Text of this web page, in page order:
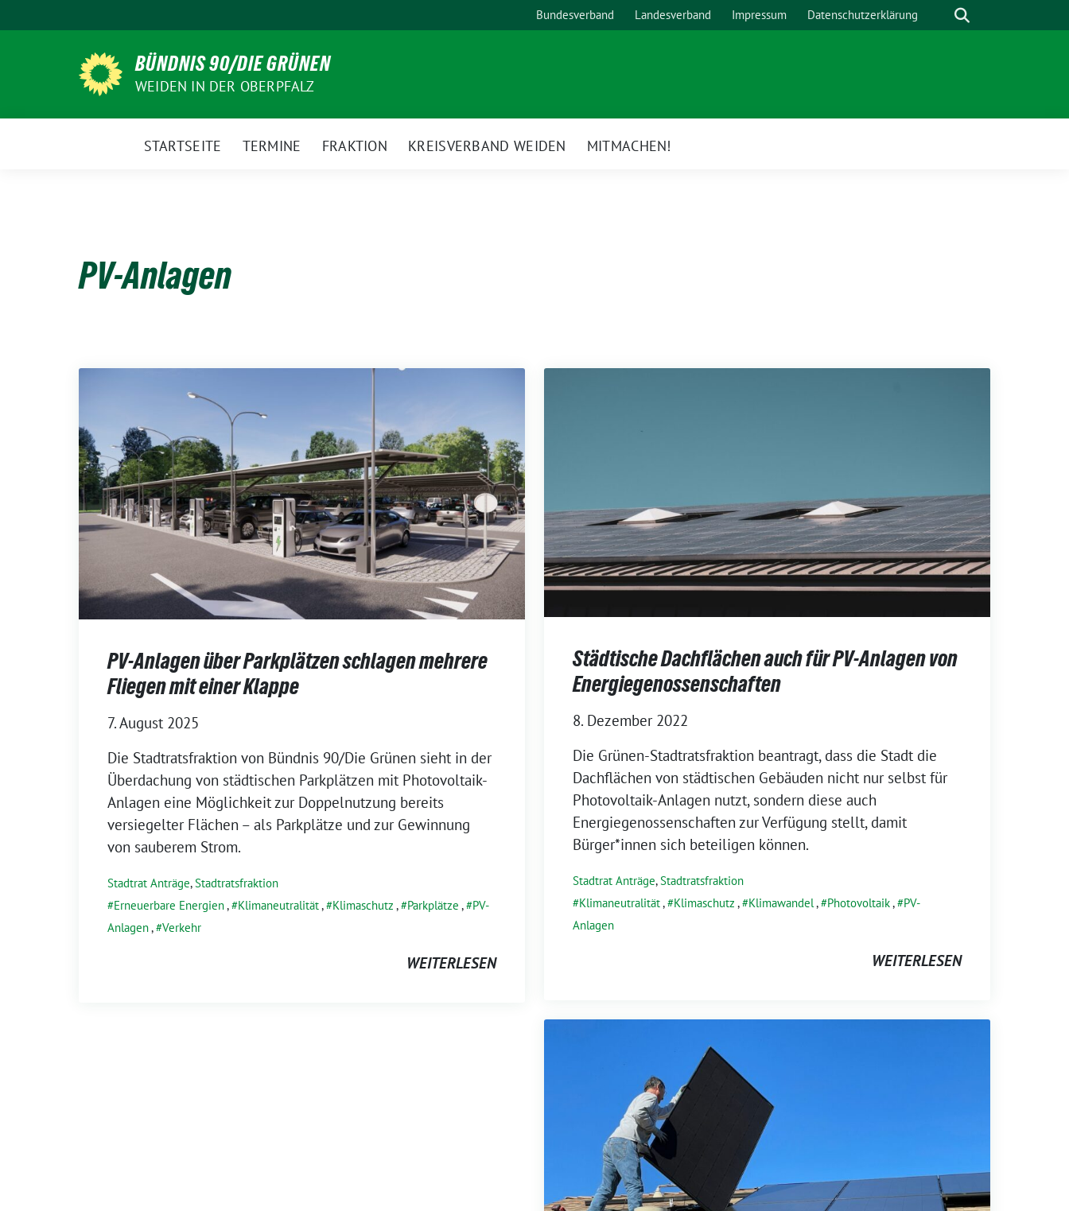
zum
Bundesverband Landesverband Impressum Datenschutzerklärung Suche
BÜNDNIS 90/DIE GRÜNEN
WEIDEN IN DER OBERPFALZ
STARTSEITE TERMINE FRAKTION KREISVERBAND WEIDEN MITMACHEN!
PV-Anlagen
PV-Anlagen über Parkplätzen schlagen mehrere
Fliegen mit einer Klappe
7. August 2025
Die Stadtratsfraktion von Bündnis 90/Die Grünen sieht in der
Überdachung von städtischen Parkplätzen mit Photovoltaik-
Anlagen eine Möglichkeit zur Doppelnutzung bereits
versiegelter Flächen – als Parkplätze und zur Gewinnung
von sauberem Strom.
Stadtrat Anträge,Stadtratsfraktion
Erneuerbare Energien, Klimaneutralität, Klimaschutz , Parkplätze ,
PV-
Anlagen, Verkehr
WEITERLESEN
Städtische Dachflächen auch für PV-Anlagen von
Energiegenossenschaften
8. Dezember 2022
Die Grünen-Stadtratsfraktion beantragt, dass die Stadt die
Dachflächen von städtischen Gebäuden nicht nur selbst für
Photovoltaik-Anlagen nutzt, sondern diese auch
Energiegenossenschaften zur Verfügung stellt, damit
Bürger*innen sich beteiligen können.
Stadtrat Anträge,Stadtratsfraktion
Klimaneutralität, Klimaschutz , Klimawandel, Photovoltaik,
PV-
Anlagen
WEITERLESEN